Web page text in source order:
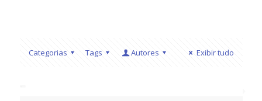
Categorias Tags Autores Exibir tudo